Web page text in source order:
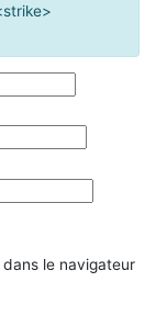
le navigateur